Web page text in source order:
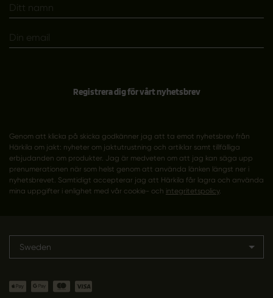
Registrera dig för vårt nyhetsbrev
Genom att klicka på skicka godkänner jag att ta emot nyhetsbrev från
Härkila om jakt: nyheter om jaktutrustning och artiklar samt tillfälliga
erbjudanden om produkter. Jag är medveten om att jag kan säga upp
prenumerationen när som helst genom att använda länken längst ner i
nyhetsbrevet. Samtidigt accepterar jag att Härkila får lagra och använda
mina uppgifter i enlighet med vår cookie- och integritetspolicy.
Sweden